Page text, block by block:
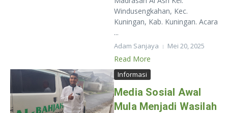
Windusengkahan, Kec.
Kuningan, Kab. Kuningan. Acara
...
Adam Sanjaya Mei 20, 2025
Read More
Informasi
Media Sosial Awal
Mula Menjadi Wasilah